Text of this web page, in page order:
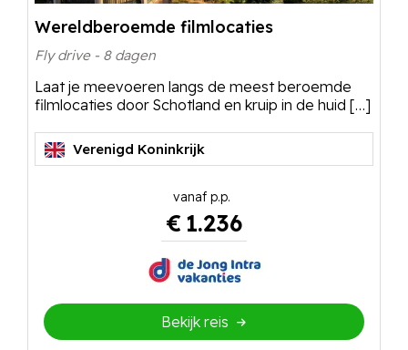
Wereldberoemde filmlocaties
Fly drive - 8 dagen
Laat je meevoeren langs de meest beroemde
filmlocaties door Schotland en kruip in de huid […]
Verenigd Koninkrijk
€ 1.236
Bekijk reis